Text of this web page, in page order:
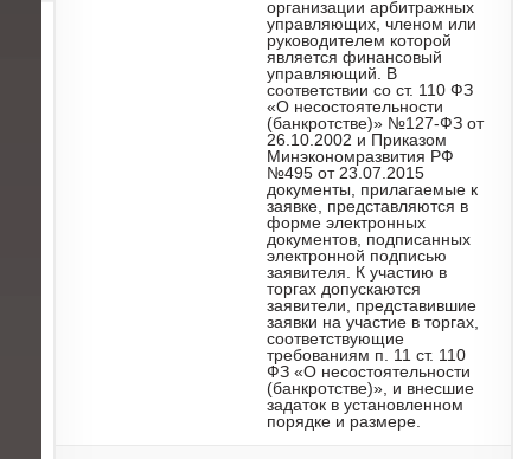
организации арбитражных
управляющих, членом или
руководителем которой
является финансовый
управляющий. В
соответствии со ст. 110 ФЗ
«О несостоятельности
(банкротстве)» №127-ФЗ от
26.10.2002 и Приказом
Минэкономразвития РФ
№495 от 23.07.2015
документы, прилагаемые к
заявке, представляются в
форме электронных
документов, подписанных
электронной подписью
заявителя. К участию в
торгах допускаются
заявители, представившие
заявки на участие в торгах,
соответствующие
требованиям п. 11 ст. 110
ФЗ «О несостоятельности
(банкротстве)», и внесшие
задаток в установленном
порядке и размере.